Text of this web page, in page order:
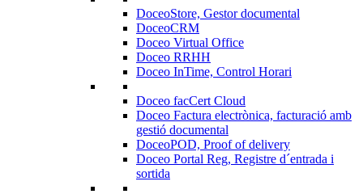
DoceoStore, Gestor documental
DoceoCRM
Doceo Virtual Office
Doceo RRHH
Doceo InTime, Control Horari
Doceo facCert Cloud
Doceo Factura electrònica, facturació amb
gestió documental
DoceoPOD, Proof of delivery
Doceo Portal Reg, Registre d´entrada i
sortida